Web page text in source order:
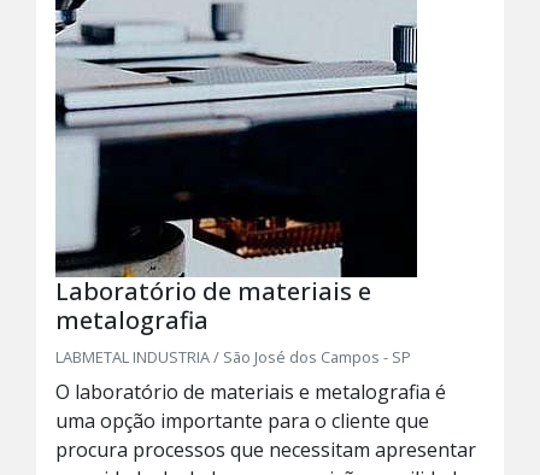
Laboratório de materiais e
metalografia
LABMETAL INDUSTRIA / São José dos Campos - SP
O laboratório de materiais e metalografia é
uma opção importante para o cliente que
procura processos que necessitam apresentar